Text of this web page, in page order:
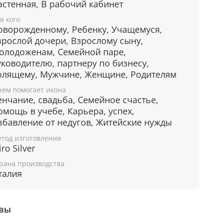
изготовлена из металлической пластины
нижний слой которой состоит из
а верхний - из серебра.
основа иконы изготавливается из
ценных пород лиственных деревьв.
окуме и ореховое дерево отличаются
цветом и фактурой.
от царапин и потери
примесей в серебре. Такое покрытие
В рабочий кабинет
кого
Ребенку, Учащемуся,
дочери, Взрослому сыну,
Семейной паре,
партнеру по бизнесу,
Мужчине, Женщине, Родителям
помогает икона
свадьба, Семейное счастье,
в учебе, Карьера, успех,
от недугов, Житейские нужды
изготовления
Silver
производства